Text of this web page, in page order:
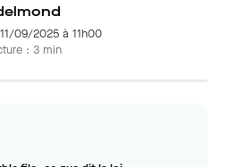
09/2025 à 11h00
: 3 min